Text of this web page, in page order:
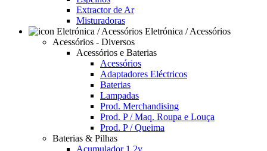
Extractor de Ar
Misturadoras
Eletrónica / Acessórios
Acessórios - Diversos
Acessórios e Baterias
Acessórios
Adaptadores Eléctricos
Baterias
Lampadas
Prod. Merchandising
Prod. P / Maq. Roupa e Louça
Prod. P / Queima
Baterias & Pilhas
Acumulador 1,2v